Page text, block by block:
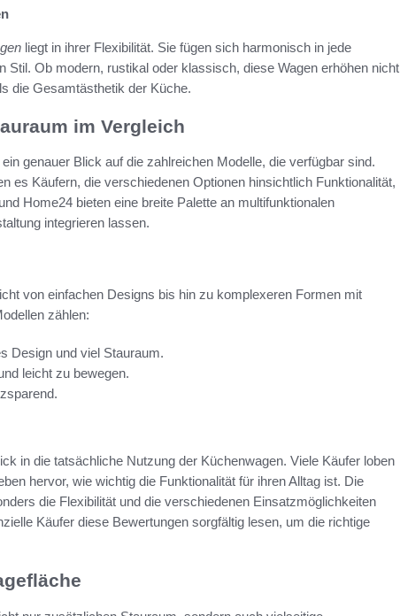
liegt in ihrer Flexibilität. Sie fügen sich harmonisch in jede
Stil. Ob modern, rustikal oder klassisch, diese Wagen erhöhen nicht
die Gesamtästhetik der Küche.
im Vergleich
genauer Blick auf die zahlreichen Modelle, die verfügbar sind.
es Käufern, die verschiedenen Optionen hinsichtlich Funktionalität,
Home24 bieten eine breite Palette an multifunktionalen
integrieren lassen.
von einfachen Designs bis hin zu komplexeren Formen mit
zählen:
Design und viel Stauraum.
leicht zu bewegen.
in die tatsächliche Nutzung der Küchenwagen. Viele Käufer loben
hervor, wie wichtig die Funktionalität für ihren Alltag ist. Die
die Flexibilität und die verschiedenen Einsatzmöglichkeiten
Käufer diese Bewertungen sorgfältig lesen, um die richtige